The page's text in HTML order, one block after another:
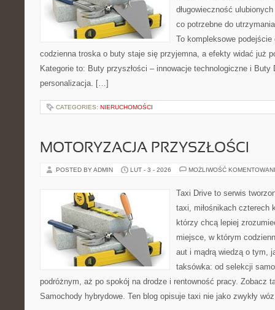
długowieczność
co potrzebne do
To kompleksowe
codzienna troska o buty staje się przyjemna, a efekty widać już
Kategorie to: Buty przyszłości – innowacje technologiczne i Buty
personalizacja. […]
CATEGORIES: NIERUCHOMOŚCI
MOTORYZACJA PRZYSZŁOŚCI
POSTED BY ADMIN LUT - 3 - 2026 MOŻLIWOŚĆ
Taxi Drive to serwis
taxi, miłośnikach czterech
którzy chcą lepiej
miejsce, w którym
aut i mądrą wiedzą o tym,
taksówka: od selekcji
podróżnym, aż po spokój na drodze i rentowność pracy. Zobacz
Samochody hybrydowe. Ten blog opisuje taxi nie jako zwykły